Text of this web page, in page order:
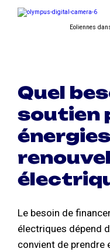
Eoliennes
Quel
soutien
énergies
Le besoin de
électriques dépend
convient de prendre